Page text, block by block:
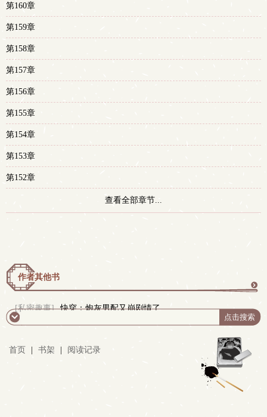
第160章
第159章
第158章
第157章
第156章
第155章
第154章
第153章
第152章
查看全部章节...
作者其他书
多
[私密趣事] 快穿：炮灰男配又崩剧情了
首页 书架 阅读记录